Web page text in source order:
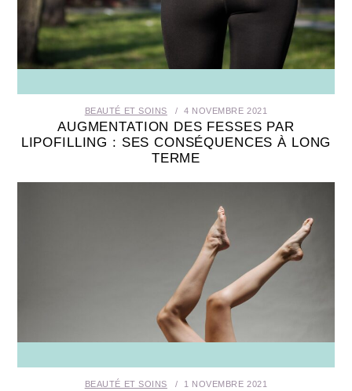
BEAUTÉ ET SOINS 4 NOVEMBRE 2021
AUGMENTATION DES FESSES PAR
LIPOFILLING : SES CONSÉQUENCES À LONG
TERME
BEAUTÉ ET SOINS 1 NOVEMBRE 2021